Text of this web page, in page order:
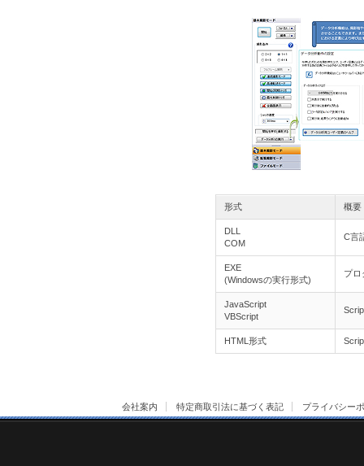
形式 概要
DLL
COM
C言
EXE
(Windowsの実行形式)
プロ
JavaScript
VBScript
HTML形式
会社案内 特定商取引法に基づく表記 プライバシー